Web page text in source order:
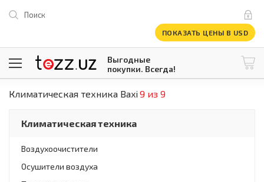
Поиск
ПОКАЗАТЬ ЦЕНЫ В USD
Выгодные
покупки. Всегда!
1 USD = 12 296.16 сум\ @tezzuz
Все категории
Компьютеры и оргтехника
Телевизоры
Климатическая техника
Климатическая техника
Климатическая техника Baxi 9 из 9
Климатическая техника
Воздухоочистители
Осушители воздуха